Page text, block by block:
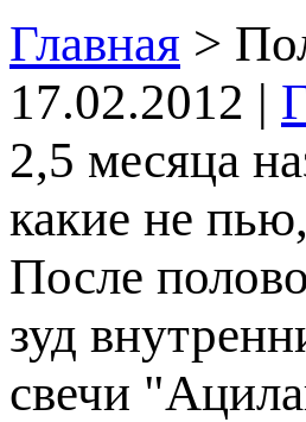
Главная >
17.02.2012 |
2,5 месяца
какие не
После
зуд
свечи